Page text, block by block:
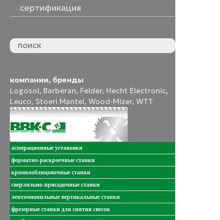
сертификация
компании, бренды
Logosol, Barberan, Felder, Hecht Electronic,
Leuco, Stoeri Mantel,Wood-Mizer,WTT
аспирационные установки
форматно-раскроечные станки
кромкооблицовочные станки
сверлильно-присадочные станки
ленточнопильные вертикальные станки
фрезерные станки для снятия свесов